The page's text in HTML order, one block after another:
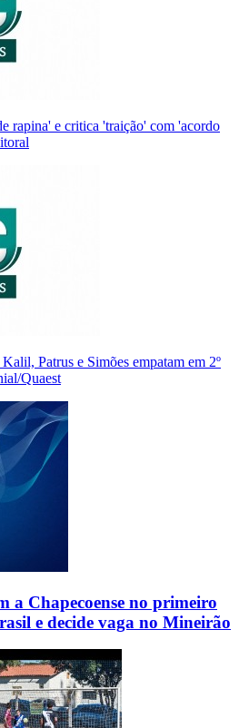
rapina' e critica 'traição' com 'acordo
Patrus e Simões empatam em 2º
Quaest
a Chapecoense no primeiro
e decide vaga no Mineirão